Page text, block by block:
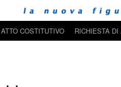
ATTO COSTITUTIVO RICHIESTA